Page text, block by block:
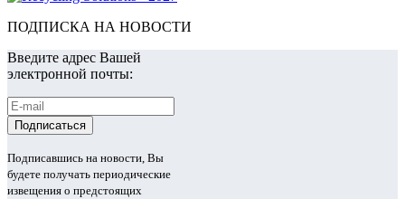
ПОДПИСКА НА НОВОСТИ
Введите адрес Вашей
электронной почты:
Подписавшись на новости, Вы
будете получать периодические
извещения о предстоящих